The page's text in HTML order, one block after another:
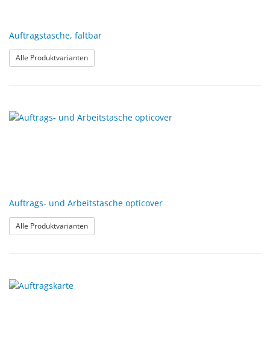
Auftragstasche, faltbar
Alle Produktvarianten: Auftragstasche, faltbar
Auftrags- und Arbeitstasche opticover
Alle Produktvarianten: Auftrags- und Arbeitstasche opticover